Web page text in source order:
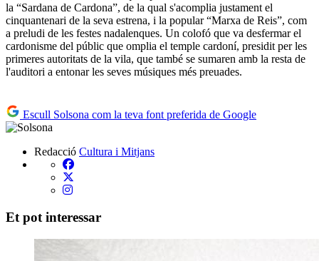
la “Sardana de Cardona”, de la qual s'acomplia justament el
cinquantenari de la seva estrena, i la popular “Marxa de Reis”, com
a preludi de les festes nadalenques. Un colofó que va desfermar el
cardonisme del públic que omplia el temple cardoní, presidit per les
primeres autoritats de la vila, que també se sumaren amb la resta de
l'auditori a entonar les seves músiques més preuades.
Escull Solsona com la teva font preferida de Google
Redacció Cultura i Mitjans
Et pot interessar